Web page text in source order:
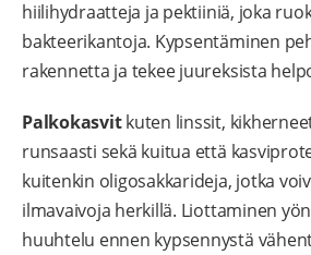
hiilihydraatteja ja pektiiniä, joka
bakteerikantoja. Kypsentäminen
rakennetta ja tekee juureksista
Palkokasvitkuten linssit,
runsaasti sekä kuitua että
kuitenkin oligosakkarideja, jotka
ilmavaivoja herkillä. Liottaminen
huuhtelu ennen kypsennystä